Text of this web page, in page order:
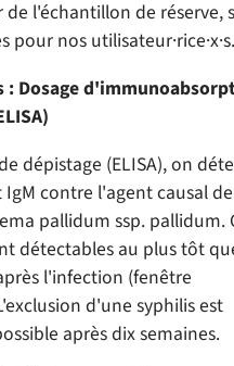
l'échantillon de réserve,
nos utilisateur·rice·x·s.
: Dosage
dépistage (ELISA), on
contre l'agent causal
pallidum ssp. pallidum.
détectables au plus tôt
l'infection (fenêtre
d'une syphilis est
après dix semaines.